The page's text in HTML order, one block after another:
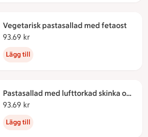
Vegetarisk pastasallad med fetaost
93.69 kr
Lägg till
Pastasallad med lufttorkad skinka och
fetaost
93.69 kr
Lägg till